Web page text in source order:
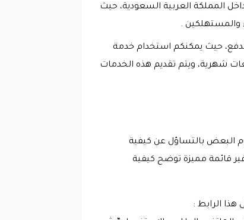
المملكة العربية السعودية، حيث
والمستهلكين .
حيث يمكنكم استخدام خدمة
الفاتورة على 4 دفعات شهرية متتالية أو استخدام تمارا والذي يوفر تقسيم ثمن الفاتورة على 3 دفعات شهرية، ويتم تقديم هذه الخدمات
البعض بالتساؤل عن كيفية
الكولونات الآن بتوفير قائمة مميزة توضح كيفية
الرابط :